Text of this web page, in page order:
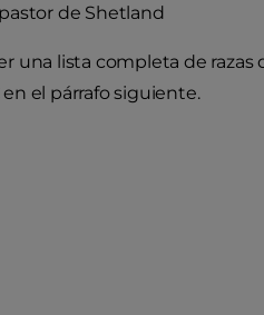
de Shetland
una lista completa de
en el párrafo siguiente.